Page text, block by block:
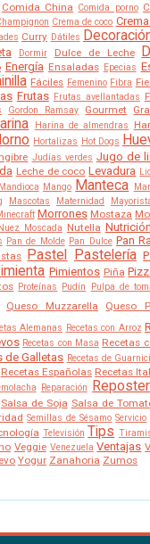
Comida China Comida porno
Crema de coco
Curry Dátiles
Dormir Dulce de Leche
Energía Ensaladas Epecias
Fáciles Femenino Fibra
Frutas Frutas avellantadas
Gordon Ramsay Gourmet
Harina de almendras
Hortalizas Hot Dogs
Judías verdes Jugo de
Leche de coco Levadura
Mandioca Mango Manteca
Mascotas Maternidad
Morrones Mostaza
Nuez Moscada Nutella Nutrición
Pan de Molde Pan Dulce Pan
Pastel Pastelería
Pimientos Piña
Proteínas Pudín Pulpa de
Queso Muzzarella Queso
Alemanas Recetas con Arroz
Recetas con Masa Recetas
de Galletas Recetas de
Recetas Españolas Recetas
Reparación
Salsa de Soja Salsa de
Semillas de Sésamo Servicio
Televisión Tips
Veggie Venezuela Ventajas
Yogur Zanahoria Zumos